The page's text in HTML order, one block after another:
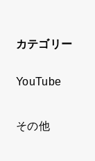
カテゴリー
YouTube
その他